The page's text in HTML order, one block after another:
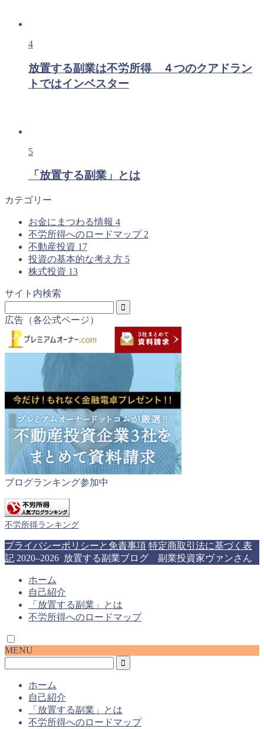
4
放置する副業は不労所得 ４つのクアドラン
トではインベスター
5
「放置する副業」とは
カテゴリー
お金にまつわる情報 4
不労所得へのロードマップ 2
不動産投資 17
投資の基本的な考え方 5
株式投資 13
サイト内検索
広告（各公式ページ）
ブログランキング参加中
不労所得ランキング
プライバシーポリシーと免責事項 特定商取引法に基づく表
記 2020–2026 放置する副業ブログ 副業投資家ヴァンさん
ホーム
自己紹介
「放置する副業」とは
不労所得へのロードマップ
MENU
ホーム
自己紹介
「放置する副業」とは
不労所得へのロードマップ